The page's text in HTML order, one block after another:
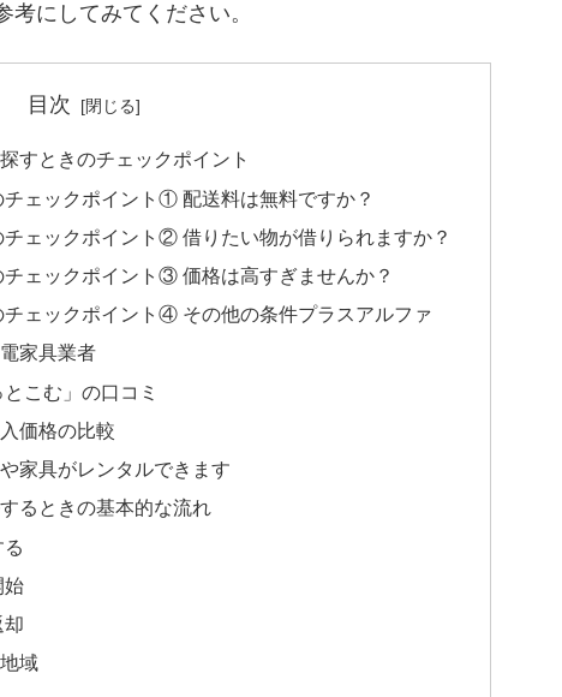
にしてみてください。
目次
すときのチェックポイント
ェックポイント① 配送料は無料ですか？
ェックポイント② 借りたい物が借りられますか？
ェックポイント③ 価格は高すぎませんか？
ェックポイント④ その他の条件プラスアルファ
家具業者
こむ」の口コミ
価格の比較
家具がレンタルできます
るときの基本的な流れ
始
却
域